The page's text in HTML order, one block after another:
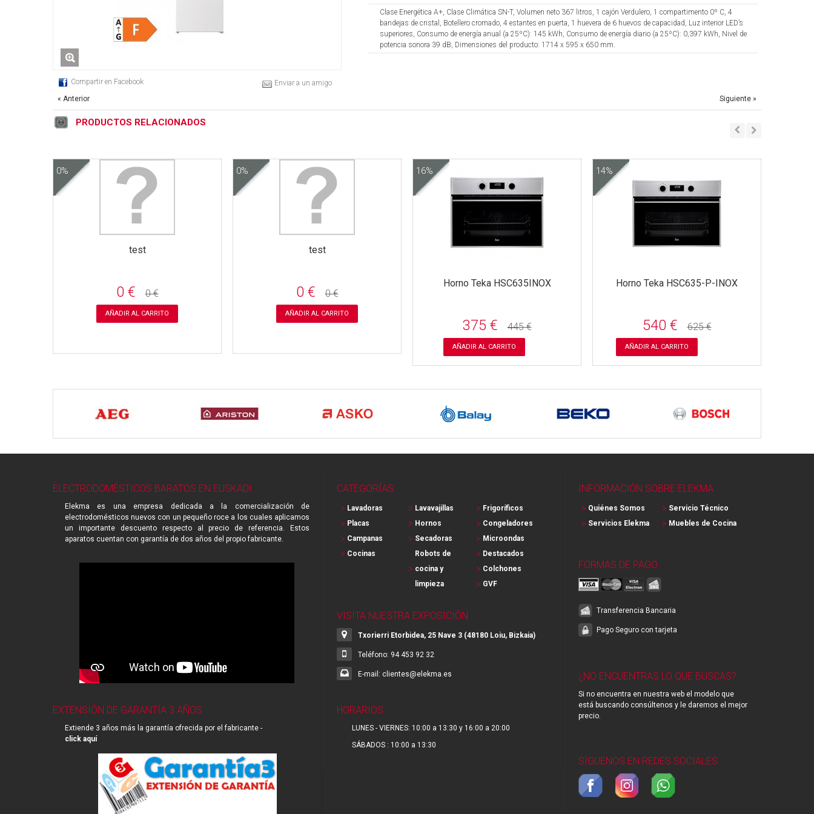
Clase Energética A+, Clase Climática SN-T, Volumen neto 367 litros, 1 cajón Verdulero, 1 compartimento 0º C, 4
bandejas de cristal, Botellero cromado, 4 estantes en puerta, 1 huevera de 6 huevos de capacidad, Luz interior LED’s
superiores, Consumo de energía anual (a 25ºC): 145 kWh, Consumo de energía diario (a 25ºC): 0,397 kWh, Nivel de
potencia sonora 39 dB, Dimensiones del producto: 1714 x 595 x 650 mm.
Compartir en Facebook
Enviar a un amigo
« Anterior
Siguiente »
PRODUCTOS RELACIONADOS
0%
test
0 € 0 €
AÑADIR AL CARRITO
0%
test
0 € 0 €
AÑADIR AL CARRITO
16%
Horno Teka HSC635INOX
375 € 445 €
AÑADIR AL CARRITO
14%
Horno Teka HSC635-P-INOX
540 € 625 €
AÑADIR AL CARRITO
ELECTRODOMÉSTICOS BARATOS EN EUSKADI
Elekma es una empresa dedicada a la comercialización de
electrodomésticos nuevos con un pequeño roce a los cuales aplicamos
un importante descuento respecto al precio de referencia. Estos
aparatos cuentan con garantía de dos años del propio fabricante.
EXTENSIÓN DE GARANTÍA 3 AÑOS
Extiende 3 años más la garantía ofrecida por el fabricante -
click aquí
CATEGORÍAS
Lavadoras Lavavajillas
Frigoríficos
Placas
Hornos
Congeladores
Campanas
Secadoras
Microondas
Cocinas
Robots de
cocina y
limpieza
Destacados
Colchones
GVF
VISITA NUESTRA EXPOSICIÓN
Txorierri Etorbidea, 25 Nave 3 (48180 Loiu, Bizkaia)
Teléfono: 94 453 92 32
E-mail: clientes@elekma.es
HORARIOS
LUNES - VIERNES: 10:00 a 13:30 y 16:00 a 20:00
SÁBADOS : 10:00 a 13:30
INFORMACIÓN SOBRE ELEKMA
Quiénes Somos
Servicio Técnico
Servicios Elekma
Muebles de Cocina
FORMAS DE PAGO
Transferencia Bancaria
Pago Seguro con tarjeta
¿NO ENCUENTRAS LO QUE BUSCAS?
Si no encuentra en nuestra web el modelo que
está buscando consúltenos y le daremos el mejor
precio.
SÍGUENOS EN REDES SOCIALES